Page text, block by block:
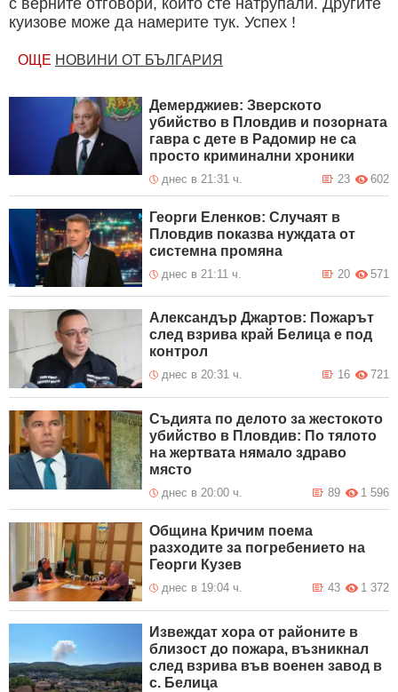
куизове може да намерите тук. Успех !
ОЩЕ НОВИНИ ОТ БЪЛГАРИЯ
Демерджиев: Зверското
убийство в Пловдив и позорната
гавра с дете в Радомир не са
просто криминални хроники
днес в 21:31 ч. 602
23
Георги Еленков: Случаят в
Пловдив показва нуждата от
системна промяна
днес в 21:11 ч. 571
20
Александър Джартов: Пожарът
след взрива край Белица е под
контрол
днес в 20:31 ч. 721
16
Съдията по делото за жестокото
убийство в Пловдив: По тялото
на жертвата нямало здраво
място
днес в 20:00 ч. 1 596
89
Община Кричим поема
разходите за погребението на
Георги Кузев
днес в 19:04 ч. 1 372
43
Извеждат хора от районите в
близост до пожара, възникнал
след взрива във военен завод в
с. Белица